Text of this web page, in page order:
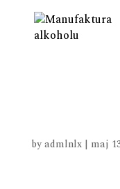
byadmlnlx| maj